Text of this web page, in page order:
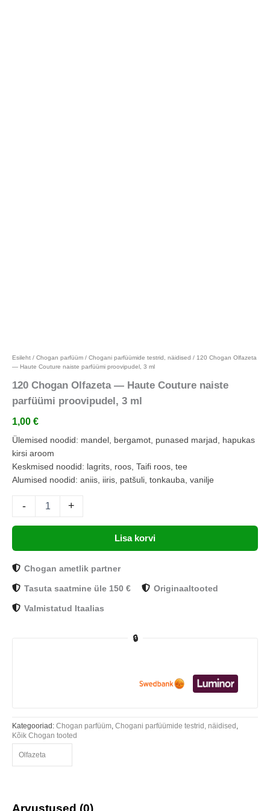
Esileht / Chogan parfüüm / Chogani parfüümide testrid, näidised / 120 Chogan Olfazeta
— Haute Couture naiste parfüümi proovipudel, 3 ml
120 Chogan Olfazeta — Haute Couture naiste
parfüümi proovipudel, 3 ml
1,00 €
Ülemised noodid: mandel, bergamot, punased marjad, hapukas
kirsi aroom
Keskmised noodid: lagrits, roos, Taifi roos, tee
Alumised noodid: aniis, iiris, patšuli, tonkauba, vanilje
- +
Lisa korvi
Chogan ametlik partner
Tasuta saatmine üle 150 € Originaaltooted
Valmistatud Itaalias
🔒
Kategooriad: Chogan parfüüm, Chogani parfüümide testrid, näidised ,
Kõik Chogan tooted
Olfazeta
Arvustused (0)